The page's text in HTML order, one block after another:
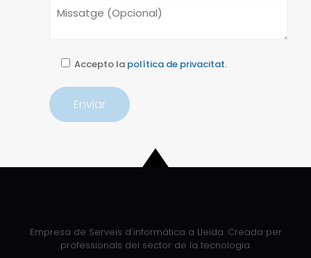
Accepto la política de privacitat.
Empresa de Serveis d'informàtica a Lleida. Creada per
professionals del sector de la tecnologia.